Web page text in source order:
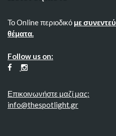
Το Online περιοδικό με
θέματα.
Follow us on:
Επικοινωνήστε μαζί μας:
info@thespotlight.gr